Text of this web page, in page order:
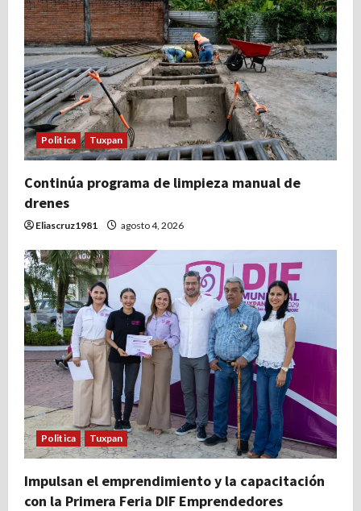
Politica Tuxpan
Continúa programa de limpieza manual de
drenes
Eliascruz1981 agosto 4, 2026
Politica Tuxpan
Impulsan el emprendimiento y la capacitación
con la Primera Feria DIF Emprendedores